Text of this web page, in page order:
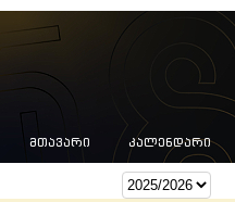
ᲛᲗᲐᲕᲐᲠᲘ ᲙᲐᲚᲔᲜᲓᲐᲠᲘ